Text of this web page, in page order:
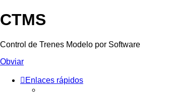
CTMS
Control de Trenes Modelo por Software
Obviar
Enlaces rápidos